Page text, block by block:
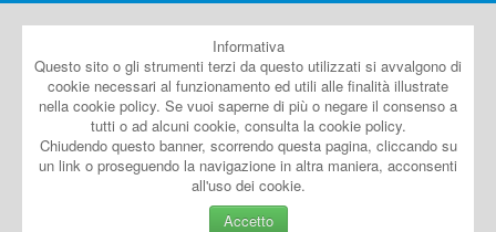
Informativa
Questo sito o gli strumenti terzi da questo utilizzati si avvalgono di
cookie necessari al funzionamento ed utili alle finalità illustrate
nella cookie policy. Se vuoi saperne di più o negare il consenso a
tutti o ad alcuni cookie, consulta la cookie policy.
Chiudendo questo banner, scorrendo questa pagina, cliccando su
un link o proseguendo la navigazione in altra maniera, acconsenti
all'uso dei cookie.
Accetto